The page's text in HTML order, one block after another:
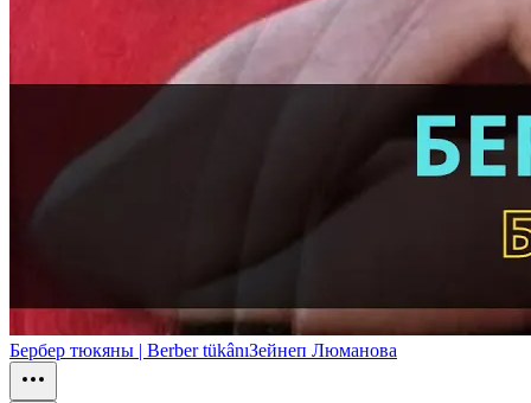
Бербер тюкяны | Berber tükânıЗейнеп Люманова